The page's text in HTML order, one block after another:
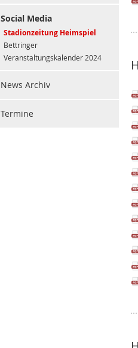
Social Media
Stadionzeitung Heimspiel
Bettringer
Veranstaltungskalender 2024
News Archiv
Termine